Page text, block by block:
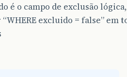
é o campo de exclusão
excluido = false” em